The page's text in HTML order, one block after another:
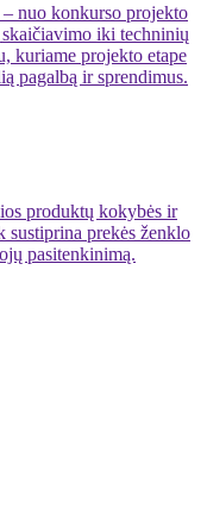
nuo ​​konkurso projekto
iki techninių
kuriame projekto etape
pagalbą ir sprendimus.
produktų kokybės ir
sustiprina prekės ženklo
pasitenkinimą.